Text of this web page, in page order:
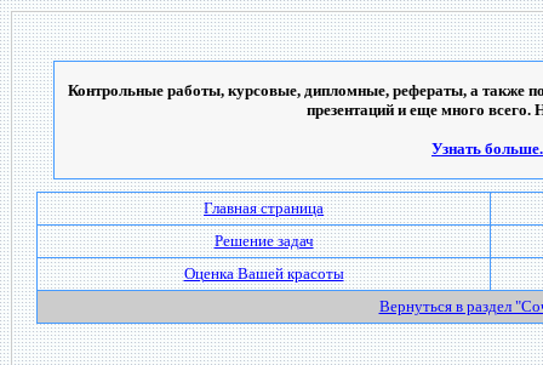
Контрольные работы, курсовые, дипломные, рефераты, а также
презентаций и еще много всего.
Узнать
Главная страница
Решение задач
Оценка Вашей красоты
Вернуться в раздел